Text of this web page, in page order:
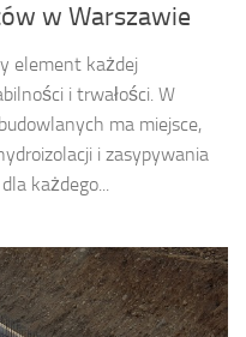
w Warszawie
element każdej
i trwałości. W
ma miejsce,
i zasypywania
każdego...